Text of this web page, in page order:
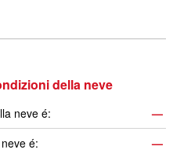
della neve
neve é:
—
é:
—